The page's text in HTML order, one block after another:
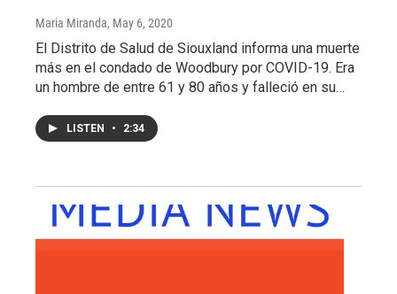
Maria Miranda, May 6, 2020
El Distrito de Salud de Siouxland informa una muerte
más en el condado de Woodbury por COVID-19. Era
un hombre de entre 61 y 80 años y falleció en su…
LISTEN • 2:34